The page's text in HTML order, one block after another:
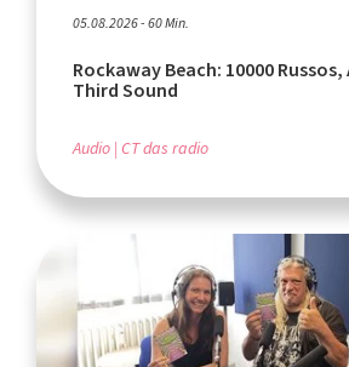
05.08.2026 - 60 Min.
Rockaway Beach: 10000
Third Sound
Audio CT das radio